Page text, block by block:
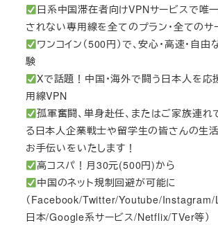
日系中国滞在者向けVPNサービスで唯
されない専用線を全てのプラン・全ての
ワンコイン（500円）で、安心・高速・自
験
Xで話題！中国・海外で闘う日本人を応
用線VPN
孤軍奮闘、単身赴任、またはご家族連
る日本人企業戦士や留学生の皆さんの生
お手伝いをいたします！
高コスパ！月30元(500円)から
中国のネット規制回避が可能に
（Facebook/Twitter/Youtube/
日本/Google系サービス/Netflix/TVer等）